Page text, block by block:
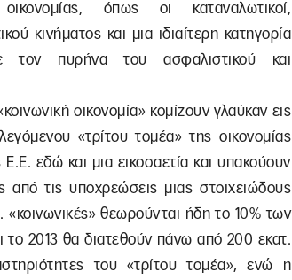
οικονομίας, όπως οι καταναλωτικοί,
κινήματος και μια ιδιαίτερη κατηγορία
τον πυρήνα του ασφαλιστικού και
οικονομία» κομίζουν γλαύκαν εις
«τρίτου τομέα» της οικονομίας
εδώ και μια εικοσαετία και υπακούουν
τις υποχρεώσεις μιας στοιχειώδους
«κοινωνικές» θεωρούνται ήδη το 10% των
το 2013 θα διατεθούν πάνω από 200 εκατ.
του «τρίτου τομέα», ενώ η